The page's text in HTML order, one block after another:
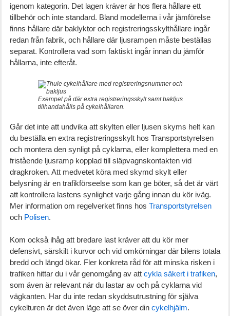
igenom kategorin. Det lagen kräver är hos flera hållare ett
tillbehör och inte standard. Bland modellerna i vår jämförelse
finns hållare där baklyktor och registreringsskylthållare ingår
redan från fabrik, och hållare där ljusrampen måste beställas
separat. Kontrollera vad som faktiskt ingår innan du jämför
hållarna, inte efteråt.
Exempel på där extra registreringsskylt samt bakljus
tillhandahålls på cykelhållaren.
Går det inte att undvika att skylten eller ljusen skyms helt kan
du beställa en extra registreringsskylt hos Transportstyrelsen
och montera den synligt på cyklarna, eller komplettera med en
fristående ljusramp kopplad till släpvagnskontakten vid
dragkroken. Att medvetet köra med skymd skylt eller
belysning är en trafikförseelse som kan ge böter, så det är värt
att kontrollera lastens synlighet varje gång innan du kör iväg.
Mer information om regelverket finns hos Transportstyrelsen
och Polisen.
Kom också ihåg att bredare last kräver att du kör mer
defensivt, särskilt i kurvor och vid omkörningar där bilens totala
bredd och längd ökar. Fler konkreta råd för att minska risken i
trafiken hittar du i vår genomgång av att cykla säkert i trafiken,
som även är relevant när du lastar av och på cyklarna vid
vägkanten. Har du inte redan skyddsutrustning för själva
cykelturen är det även läge att se över din cykelhjälm.